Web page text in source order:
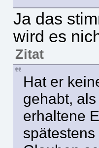
Ja das
wird es
Zitat
Hat er
gehabt,
erhaltene